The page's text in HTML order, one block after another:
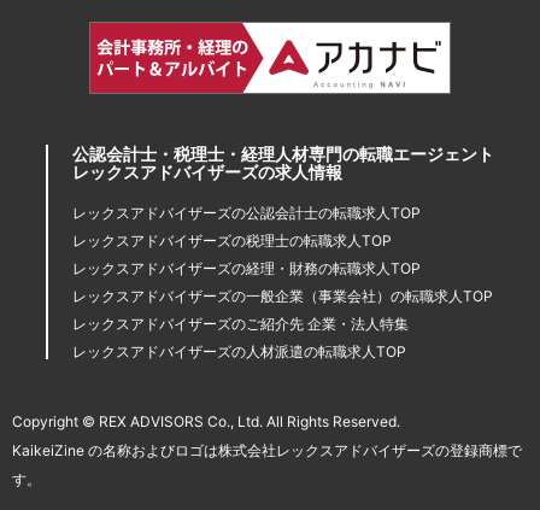
公認会計士・税理士・経理人材専門の転職エージェント
レックスアドバイザーズの求人情報
レックスアドバイザーズの公認会計士の転職求人TOP
レックスアドバイザーズの税理士の転職求人TOP
レックスアドバイザーズの経理・財務の転職求人TOP
レックスアドバイザーズの一般企業（事業会社）の転職求人TOP
レックスアドバイザーズのご紹介先 企業・法人特集
レックスアドバイザーズの人材派遣の転職求人TOP
Copyright © REX ADVISORS Co., Ltd. All Rights Reserved.
KaikeiZine の名称およびロゴは株式会社レックスアドバイザーズの登録商標で
す。